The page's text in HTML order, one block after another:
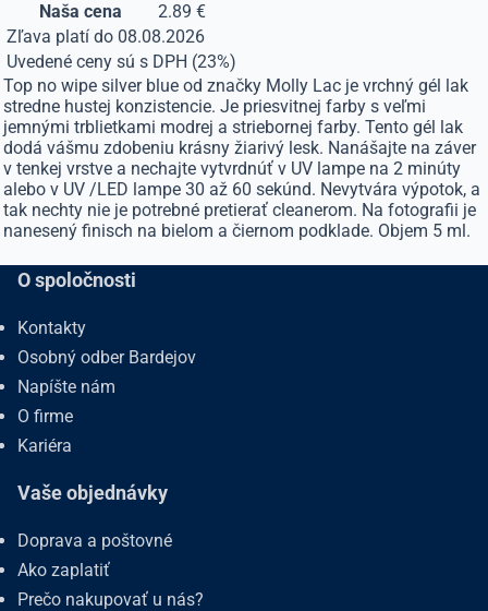
Naša cena
2.89 €
Zľava platí do 08.08.2026
Uvedené ceny sú s DPH (23%)
Top no wipe silver blue od značky Molly Lac je vrchný gél lak
stredne hustej konzistencie. Je priesvitnej farby s veľmi
jemnými trblietkami modrej a striebornej farby. Tento gél lak
dodá vášmu zdobeniu krásny žiarivý lesk. Nanášajte na záver
v tenkej vrstve a nechajte vytvrdnúť v UV lampe na 2 minúty
alebo v UV /LED lampe 30 až 60 sekúnd. Nevytvára výpotok, a
tak nechty nie je potrebné pretierať cleanerom. Na fotografii je
nanesený finisch na bielom a čiernom podklade. Objem 5 ml.
O spoločnosti
Kontakty
Osobný odber Bardejov
Napíšte nám
O firme
Kariéra
Vaše objednávky
Doprava a poštovné
Ako zaplatiť
Prečo nakupovať u nás?